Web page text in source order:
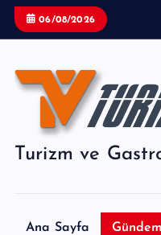
06/08/2026
Turizm ve
Ana Sayfa Gündem